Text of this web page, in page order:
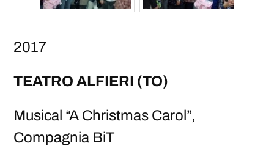
2017
TEATRO ALFIERI (TO)
Musical “A Christmas Carol”,
Compagnia BiT